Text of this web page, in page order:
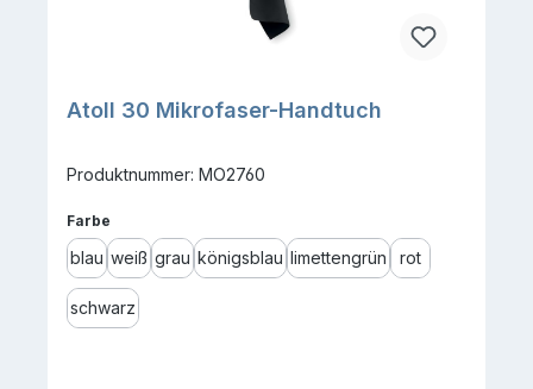
Atoll 30 Mikrofaser-Handtuch
Produktnummer: MO2760
Farbe
blau weiß grau königsblau limettengrün rot
schwarz